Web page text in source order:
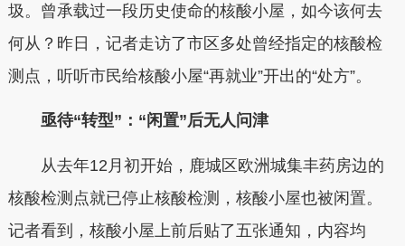
圾。曾承载过一段历史使命的核酸小屋，如今该何去
何从？昨日，记者走访了市区多处曾经指定的核酸检
测点，听听市民给核酸小屋“再就业”开出的“处方”。
亟待“转型”：“闲置”后无人问津
从去年12月初开始，鹿城区欧洲城集丰药房边的
核酸检测点就已停止核酸检测，核酸小屋也被闲置。
记者看到，核酸小屋上前后贴了五张通知，内容均